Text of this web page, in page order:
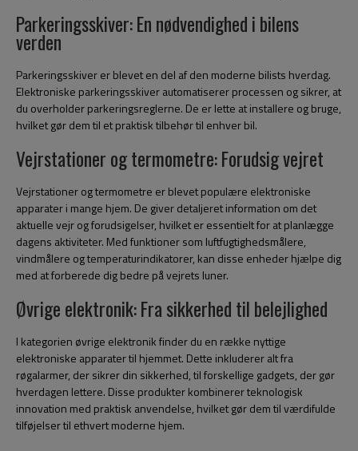
Parkeringsskiver: En nødvendighed i bilens
verden
Parkeringsskiver er blevet en del af den moderne bilists hverdag.
Elektroniske parkeringsskiver automatiserer processen og sikrer, at
du overholder parkeringsreglerne. De er lette at installere og bruge,
hvilket gør dem til et praktisk tilbehør til enhver bil.
Vejrstationer og termometre: Forudsig vejret
Vejrstationer og termometre er blevet populære elektroniske
apparater i mange hjem. De giver detaljeret information om det
aktuelle vejr og forudsigelser, hvilket er essentielt for at planlægge
dagens aktiviteter. Med funktioner som luftfugtighedsmålere,
vindmålere og temperaturindikatorer, kan disse enheder hjælpe dig
med at forberede dig bedre på vejrets luner.
Øvrige elektronik: Fra sikkerhed til belejlighed
I kategorien øvrige elektronik finder du en række nyttige
elektroniske apparater til hjemmet. Dette inkluderer alt fra
røgalarmer, der sikrer din sikkerhed, til forskellige gadgets, der gør
hverdagen lettere. Disse produkter kombinerer teknologisk
innovation med praktisk anvendelse, hvilket gør dem til værdifulde
tilføjelser til ethvert moderne hjem.